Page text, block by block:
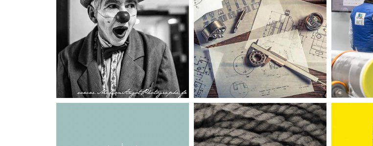
SITES INTERNET
Hop ! Hop ! Hop ! Clowns
SITES INTERNET
AMTECH